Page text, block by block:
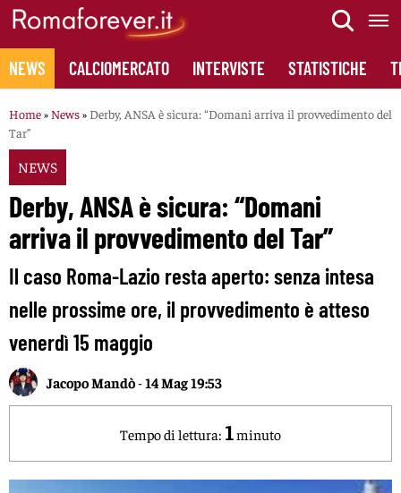
Skip
content
NEWS CALCIOMERCATO INTERVISTE STATISTICHE
Home» News» Derby, ANSA è sicura: “Domani arriva il provvedimento del
Tar”
NEWS
Derby, ANSA è sicura: “Domani
arriva il provvedimento del Tar”
Il caso Roma-Lazio resta aperto: senza intesa
nelle prossime ore, il provvedimento è atteso
venerdì 15 maggio
Jacopo Mandò-14 Mag 19:53
Tempo di lettura: 1 minuto